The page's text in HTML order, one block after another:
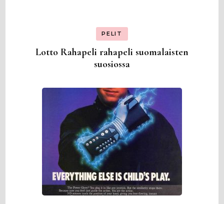
PELIT
Lotto Rahapeli rahapeli suomalaisten
suosiossa